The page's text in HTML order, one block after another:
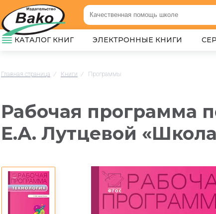
КАТАЛОГ КНИГ ЭЛЕКТРОННЫЕ КНИГИ
Главная страница / Книги / Программы
Рабочая программа
Е.А. Лутцевой